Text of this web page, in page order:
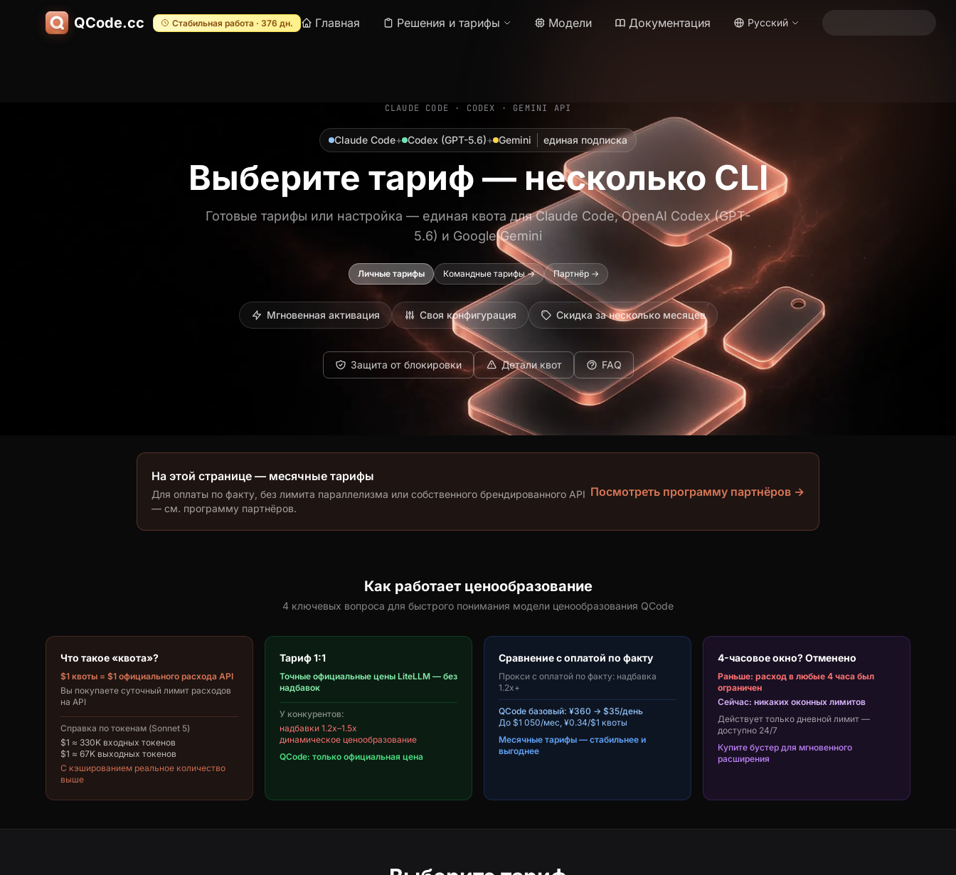
QCode.cc Стабильная работа · 376 дн. Главная Решения и тарифы Модели Документация Русский
CLAUDE CODE · CODEX · GEMINI API
Claude Code+ Codex (GPT-5.6)+ Gemini единая подписка
Выберите тариф — несколько CLI
Готовые тарифы или настройка — единая квота для Claude Code, OpenAI Codex (GPT-
5.6) и Google Gemini
Личные тарифы Командные тарифы → Партнёр →
Мгновенная активация Своя конфигурация Скидка за несколько месяцев
Защита от блокировки Детали квот FAQ
На этой странице — месячные тарифы
Для оплаты по факту, без лимита параллелизма или собственного брендированного API
— см. программу партнёров.
Посмотреть программу партнёров →
Как работает ценообразование
4 ключевых вопроса для быстрого понимания модели ценообразования QCode
Что такое «квота»?
$1 квоты = $1 официального расхода API
Вы покупаете суточный лимит расходов
на API
Справка по токенам (Sonnet 5)
$1 ≈ 330K входных токенов
$1 ≈ 67K выходных токенов
С кэшированием реальное количество
выше
Тариф 1:1
Точные официальные цены LiteLLM — без
надбавок
У конкурентов:
надбавки 1.2x–1.5x
динамическое ценообразование
QCode: только официальная цена
Сравнение с оплатой по факту
Прокси с оплатой по факту: надбавка
1.2x+
QCode базовый: ¥360 → $35/день
До $1 050/мес, ¥0.34/$1 квоты
Месячные тарифы — стабильнее и
выгоднее
4-часовое окно? Отменено
Раньше: расход в любые 4 часа был
ограничен
Сейчас: никаких оконных лимитов
Действует только дневной лимит —
доступно 24/7
Купите бустер для мгновенного
расширения